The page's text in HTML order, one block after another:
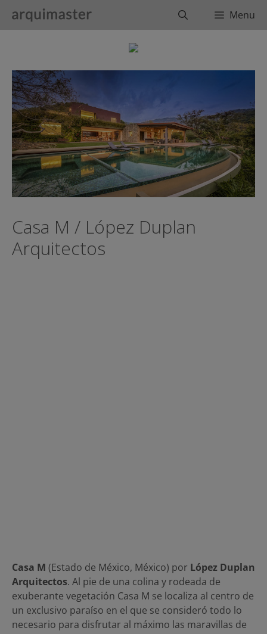
BuscarMenu
Casa M / López Duplan
Arquitectos
Casa M (Estado de México, México) por López Duplan
Arquitectos. Al pie de una colina y rodeada de
exuberante vegetación Casa M se localiza al centro de
un exclusivo paraíso en el que se consideró todo lo
necesario para disfrutar al máximo las maravillas de